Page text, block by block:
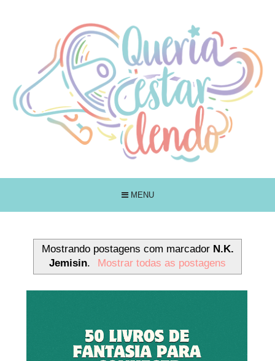
MENU
Mostrando postagens com marcador N.K.
Jemisin. Mostrar todas as postagens